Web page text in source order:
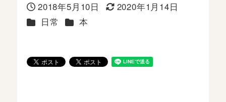
投稿日
2018年5月10日
更新日
2020年1月14日
カテゴリー
日常 カテゴリー
本